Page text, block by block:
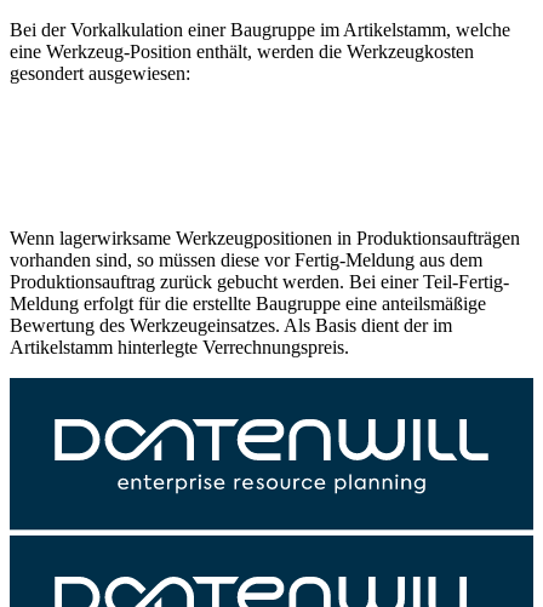
Bei der Vorkalkulation einer Baugruppe im Artikelstamm, welche
eine Werkzeug-Position enthält, werden die Werkzeugkosten
gesondert ausgewiesen:
Wenn lagerwirksame Werkzeugpositionen in Produktionsaufträgen
vorhanden sind, so müssen diese vor Fertig-Meldung aus dem
Produktionsauftrag zurück gebucht werden. Bei einer Teil-Fertig-
Meldung erfolgt für die erstellte Baugruppe eine anteilsmäßige
Bewertung des Werkzeugeinsatzes. Als Basis dient der im
Artikelstamm hinterlegte Verrechnungspreis.